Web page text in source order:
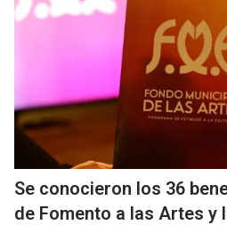
Se conocieron los 36
de Fomento a las Artes y